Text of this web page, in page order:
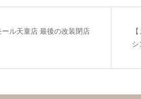
ール天童店 最後の改装閉店
シ